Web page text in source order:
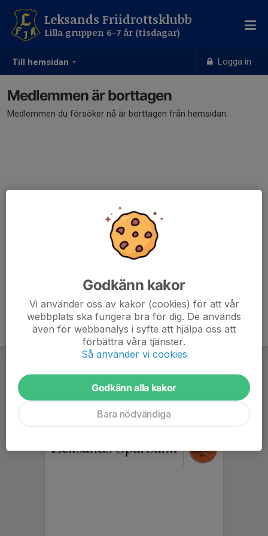
Till hemsidan Logga in
Leksands Friidrottsklubb
Lilla gruppen 6-7 år (tisdagar)
Medlemmen är borttagen
Medlemmen du försöker nå är borttagen från hemsidan.
Godkänn kakor
Vi använder oss av kakor (cookies) för att vår
webbplats ska fungera bra för dig. De används
även för webbanalys i syfte att hjälpa oss att
förbättra våra tjänster.
Så använder vi cookies
Godkänn alla kakor
Bara nödvändiga